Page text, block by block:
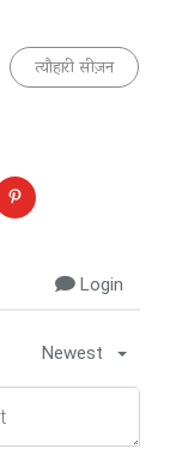
त्यौहारी सीज़न
Login
Newest